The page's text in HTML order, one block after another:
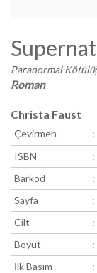
Paranormal
Roman
Christa Faust
Çevirmen :
ISBN :
Barkod
:
Sayfa
:
Cilt
:
Boyut
:
İlk Basım
: